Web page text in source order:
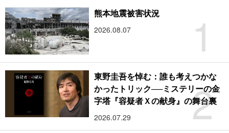
1
熊本地震被害状況
2026.08.07
2
東野圭吾を悼む：誰も考えつかな
かったトリック──ミステリーの金
字塔『容疑者Ｘの献身』の舞台裏
2026.07.29